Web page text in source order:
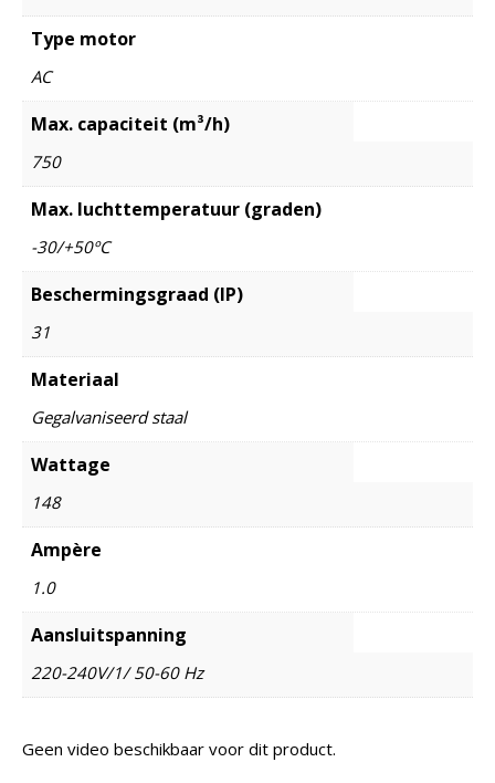
Type motor
AC
Max. capaciteit (m³/h)
750
Max. luchttemperatuur (graden)
-30/+50ºC
Beschermingsgraad (IP)
31
Materiaal
Gegalvaniseerd staal
Wattage
148
Ampère
1.0
Aansluitspanning
220-240V/1/ 50-60 Hz
Geen video beschikbaar voor dit product.